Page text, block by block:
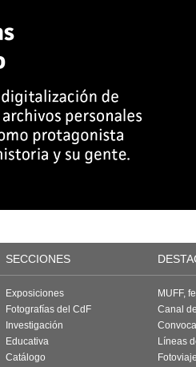
SECCIONES
Exposiciones
Fotografías del CdF
Investigación
Educativa
Catálogo
MUFF,
Canal
Líneas